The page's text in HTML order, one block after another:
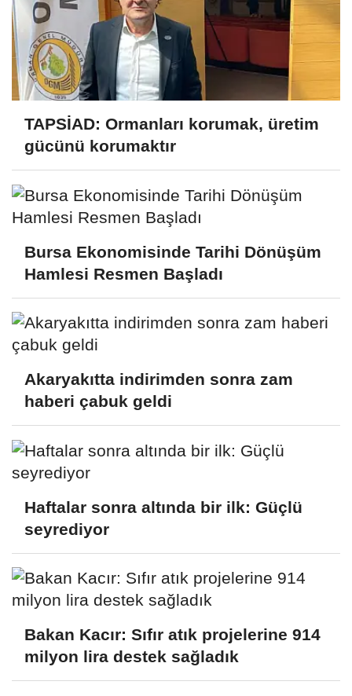
TAPSİAD: Ormanları korumak, üretim
gücünü korumaktır
Bursa Ekonomisinde Tarihi Dönüşüm
Hamlesi Resmen Başladı
Akaryakıtta indirimden sonra zam
haberi çabuk geldi
Haftalar sonra altında bir ilk: Güçlü
seyrediyor
Bakan Kacır: Sıfır atık projelerine 914
milyon lira destek sağladık